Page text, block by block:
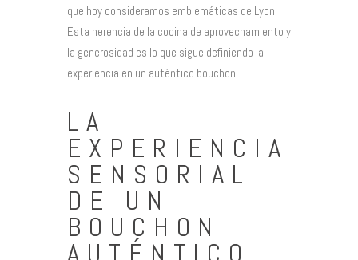
que hoy consideramos emblemáticas de Lyon.
Esta herencia de la cocina de aprovechamiento y
la generosidad es lo que sigue definiendo la
experiencia en un auténtico bouchon.
LA
EXPERIENCIA
SENSORIAL
DE UN
BOUCHON